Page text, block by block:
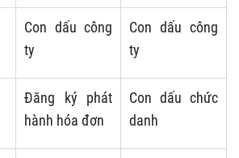
Con dấu công
ty
Con dấu công
ty
Đăng ký phát
hành hóa đơn
Con dấu chức
danh